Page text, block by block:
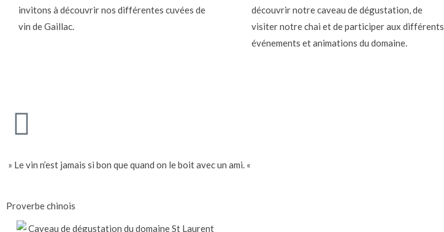
invitons à découvrir nos différentes cuvées de
vin de Gaillac.
découvrir notre caveau de dégustation, de
visiter notre chai et de participer aux différents
événements et animations du domaine.
» Le vin n’est jamais si bon que quand on le boit avec un ami. «
Proverbe chinois